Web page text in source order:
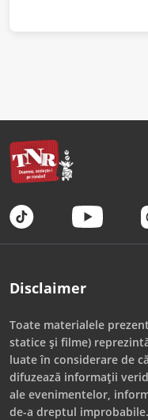
Disclaimer
Toate materialele
statice și filme)
luate în considerare de
difuzează informații
ale evenimentelor,
de-a dreptul